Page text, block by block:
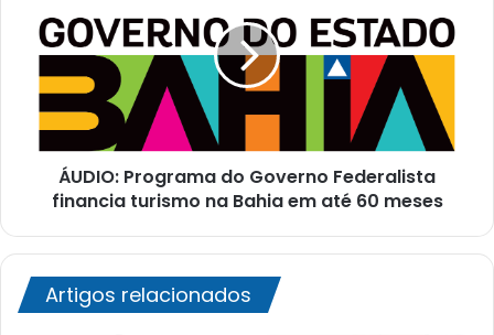
Governo
Federalista
financia
Bahia
ÁUDIO: Programa do Governo Federalista
financia turismo na Bahia em até 60 meses
Artigos relacionados